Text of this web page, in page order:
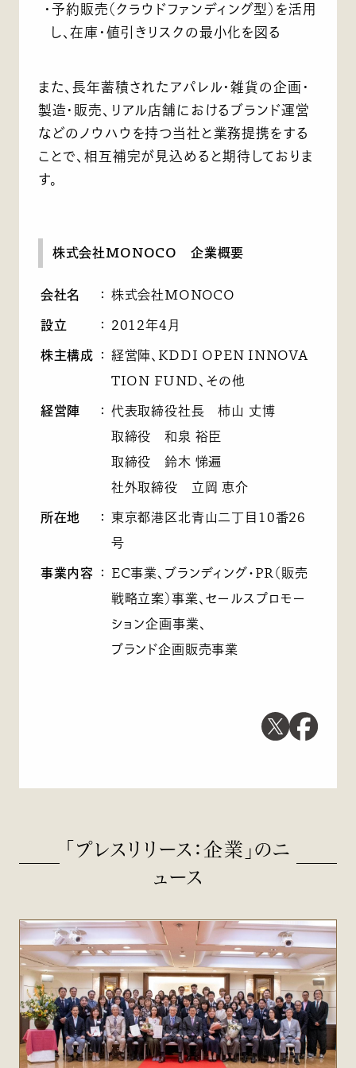
・予約販売（クラウドファンディング型）を活用
し、在庫・値引きリスクの最小化を図る
また、長年蓄積されたアパレル・雑貨の企画・
製造・販売、リアル店舗におけるブランド運営
などのノウハウを持つ当社と業務提携をする
ことで、相互補完が見込めると期待しておりま
す。
株式会社MONOCO 企業概要
会社名 ： 株式会社MONOCO
設立 ： 2012年4月
株主構成 ：
経営陣、KDDI OPEN INNOVA
TION FUND、その他
経営陣 ：
代表取締役社長 柿山 丈博
取締役 和泉 裕臣
取締役 鈴木 悌遍
社外取締役 立岡 恵介
所在地 ：
東京都港区北青山二丁目10番26
号
事業内容 ：
EC事業、ブランディング・PR（販売
戦略立案）事業、セールスプロモー
ション企画事業、
ブランド企画販売事業
「プレスリリース：企業」のニ
ュース